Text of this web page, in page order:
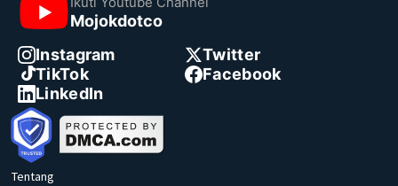
Mojokdotco
Instagram
Twitter
TikTok
Facebook
LinkedIn
Tentang